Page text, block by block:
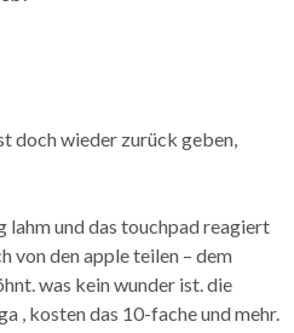
doch wieder zurück geben,
lahm und das touchpad reagiert
von den apple teilen – dem
was kein wunder ist. die
, kosten das 10-fache und mehr.